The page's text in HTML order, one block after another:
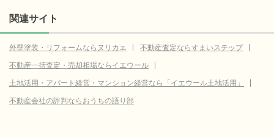
関連サイト
外壁塗装・リフォームならヌリカエ
不動産査定ならすまいステップ
不動産一括査定・売却相場ならイエウール
土地活用・アパート経営・マンション経営なら「イエウール土地活用」
不動産会社の評判ならおうちの語り部